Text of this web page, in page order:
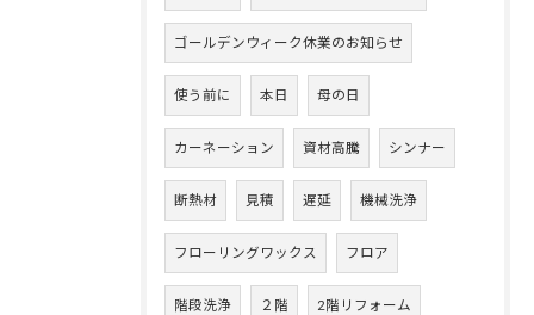
ゴールデンウィーク休業のお知らせ
使う前に 本日 母の日
カーネーション 資材高騰 シンナー
断熱材 見積 遅延 機械洗浄
フローリングワックス フロア
階段洗浄 ２階 2階リフォーム